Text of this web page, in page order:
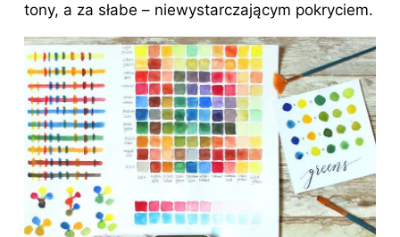
tony, a za słabe – niewystarczającym pokryciem.